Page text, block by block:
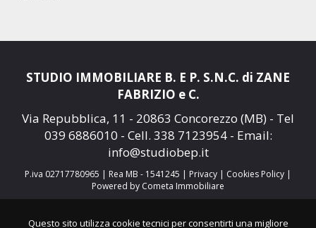
Questo sito utilizza cookie tecnici per consentirti una migliore
STUDIO IMMOBILIARE B. E P. S.N.C. di ZANE
FABRIZIO e C.
Via Repubblica, 11 - 20863 Concorezzo (MB) - Tel
039 6886010 - Cell. 338 7123954- Email:
info@studiobep.it
P.iva 02717780965 | Rea MB - 1541245 | Privacy | Cookies Policy |
Powered by Cometa Immobiliare